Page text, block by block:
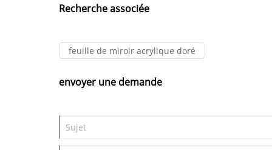
Recherche associée
feuille de miroir acrylique doré
envoyer une demande